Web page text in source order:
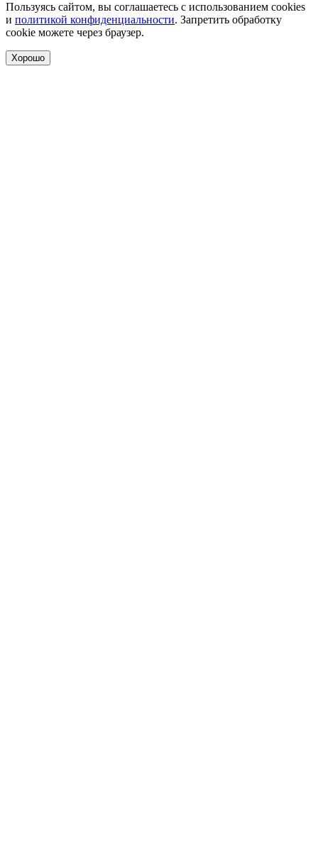
Пользуясь сайтом, вы соглашаетесь с использованием cookies
и политикой конфиденциальности. Запретить обработку
cookie можете через браузер.
Хорошо